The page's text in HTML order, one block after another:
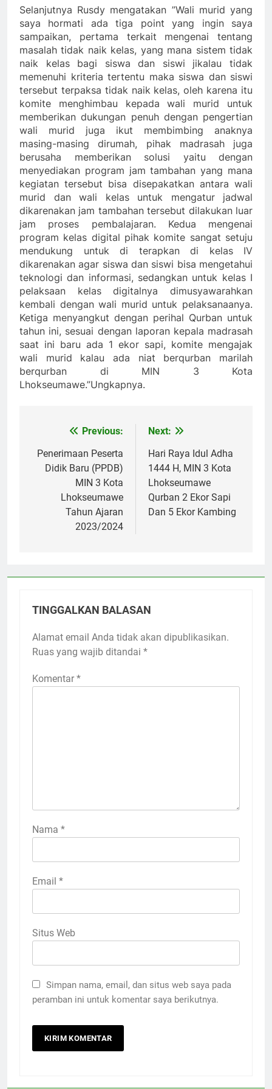
Selanjutnya Rusdy mengatakan ”Wali murid yang
saya hormati ada tiga point yang ingin saya
sampaikan, pertama terkait mengenai tentang
masalah tidak naik kelas, yang mana sistem tidak
naik kelas bagi siswa dan siswi jikalau tidak
memenuhi kriteria tertentu maka siswa dan siswi
tersebut terpaksa tidak naik kelas, oleh karena itu
komite menghimbau kepada wali murid untuk
memberikan dukungan penuh dengan pengertian
wali murid juga ikut membimbing anaknya
masing-masing dirumah, pihak madrasah juga
berusaha memberikan solusi yaitu dengan
menyediakan program jam tambahan yang mana
kegiatan tersebut bisa disepakatkan antara wali
murid dan wali kelas untuk mengatur jadwal
dikarenakan jam tambahan tersebut dilakukan luar
jam proses pembalajaran. Kedua mengenai
program kelas digital pihak komite sangat setuju
mendukung untuk di terapkan di kelas IV
dikarenakan agar siswa dan siswi bisa mengetahui
teknologi dan informasi, sedangkan untuk kelas I
pelaksaan kelas digitalnya dimusyawarahkan
kembali dengan wali murid untuk pelaksanaanya.
Ketiga menyangkut dengan perihal Qurban untuk
tahun ini, sesuai dengan laporan kepala madrasah
saat ini baru ada 1 ekor sapi, komite mengajak
wali murid kalau ada niat berqurban marilah
berqurban di MIN 3 Kota
Lhokseumawe.”Ungkapnya.
Navigasi
pos
Previous:
Penerimaan Peserta
Didik Baru (PPDB)
MIN 3 Kota
Lhokseumawe
Tahun Ajaran
2023/2024
Next:
Hari Raya Idul Adha
1444 H, MIN 3 Kota
Lhokseumawe
Qurban 2 Ekor Sapi
Dan 5 Ekor Kambing
TINGGALKAN BALASAN
Alamat email Anda tidak akan dipublikasikan.
Ruas yang wajib ditandai *
Komentar *
Nama *
Email *
Situs Web
Simpan nama, email, dan situs web saya pada
peramban ini untuk komentar saya berikutnya.